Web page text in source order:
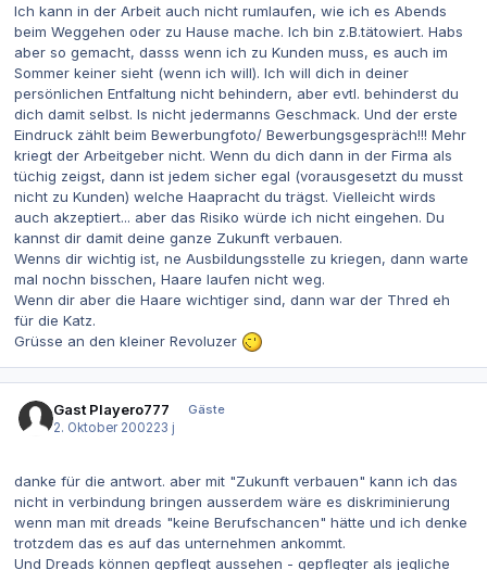
Ich kann in der Arbeit auch nicht rumlaufen, wie ich es Abends
beim Weggehen oder zu Hause mache. Ich bin z.B.tätowiert. Habs
aber so gemacht, dasss wenn ich zu Kunden muss, es auch im
Sommer keiner sieht (wenn ich will). Ich will dich in deiner
persönlichen Entfaltung nicht behindern, aber evtl. behinderst du
dich damit selbst. Is nicht jedermanns Geschmack. Und der erste
Eindruck zählt beim Bewerbungfoto/ Bewerbungsgespräch!!! Mehr
kriegt der Arbeitgeber nicht. Wenn du dich dann in der Firma als
tüchig zeigst, dann ist jedem sicher egal (vorausgesetzt du musst
nicht zu Kunden) welche Haapracht du trägst. Vielleicht wirds
auch akzeptiert... aber das Risiko würde ich nicht eingehen. Du
kannst dir damit deine ganze Zukunft verbauen.
Wenns dir wichtig ist, ne Ausbildungsstelle zu kriegen, dann warte
mal nochn bisschen, Haare laufen nicht weg.
Wenn dir aber die Haare wichtiger sind, dann war der Thred eh
für die Katz.
Grüsse an den kleiner Revoluzer
Gast Playero777
Gäste
2. Oktober 200223 j
danke für die antwort. aber mit "Zukunft verbauen" kann ich das
nicht in verbindung bringen ausserdem wäre es diskriminierung
wenn man mit dreads "keine Berufschancen" hätte und ich denke
trotzdem das es auf das unternehmen ankommt.
Und Dreads können gepflegt aussehen - gepflegter als jegliche